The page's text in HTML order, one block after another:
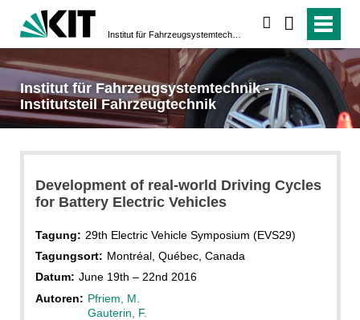
Institut für Fahrzeugsystemtechnik -
Institutsteil Fahrzeugtechnik
Development of real-world Driving Cycles
for Battery Electric Vehicles
Tagung: 29th Electric Vehicle Symposium (EVS29)
Tagungsort: Montréal, Québec, Canada
Datum: June 19th – 22nd 2016
Autoren: Pfriem, M.
Gauterin, F.